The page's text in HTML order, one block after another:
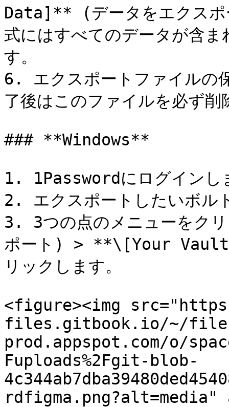
Data]** (データをエクスポ
式にはすべてのデータが含ま
す。
6. エクスポートファイルの
了後はこのファイルを必ず削
### **Windows**
1. 1Passwordにログインし
2. エクスポートしたいボル
3. 3つの点のメニューを
ポート) > **\[Your
リックします。
<figure><img
files.gitbook.io/~/
prod.appspot.com/o/
Fuploads%2Fgit-blob-